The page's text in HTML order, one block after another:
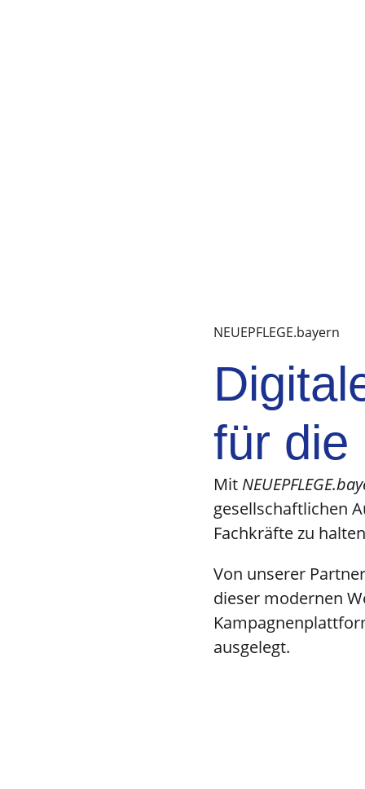
NEUEPFLEGE.bayern
für die
Mit
gesellschaftlichen
Fachkräfte zu
Von unserer
dieser modernen
ausgelegt.